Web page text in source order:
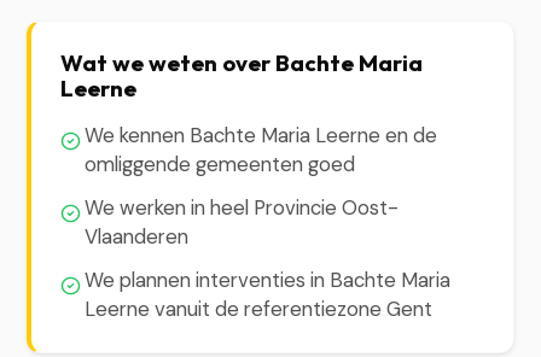
Wat we weten over Bachte Maria
Leerne
We kennen Bachte Maria Leerne en de
omliggende gemeenten goed
We werken in heel Provincie Oost-
Vlaanderen
We plannen interventies in Bachte Maria
Leerne vanuit de referentiezone Gent